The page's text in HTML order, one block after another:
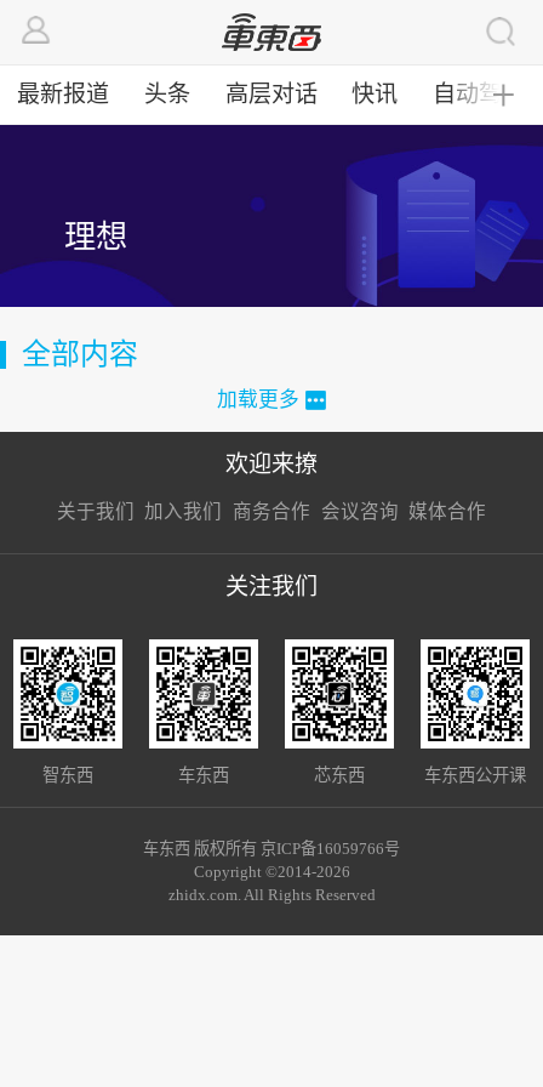
最新报道 头条 高层对话 快讯 自动驾驶
╋
理想
全部内容
加载更多
欢迎来撩
关于我们 加入我们
接扔简历
商务合作
接开聊
会议咨询 媒体合作
接开聊
关注我们
智东西 车东西 芯东西 车东西公开课
车东西 版权所有 京ICP备16059766号
Copyright ©2014-2026
zhidx.com. All Rights Reserved